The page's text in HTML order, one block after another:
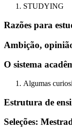
STUDYING
Razões para
Ambição,
O sistema
Algumas
Estrutura de
Seleções: